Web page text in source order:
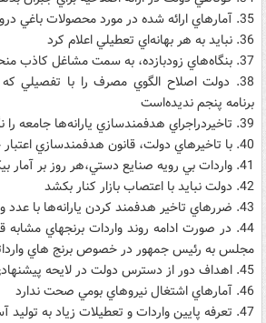
35. آمارهاي ارائه شده در مورد محصولات باغي دروغ است
36. نبايد به هر بهانه‌اي تعطيلي اعلام کرد
37. بنگاه‌هاي زودبازده، به سمت مشاغل کاذب منحرف شد
38. دولت اصلاح الگوي مصرف را با
برنامه‌ پنجم نديده‌است
39. تاخيردراجراي هدفمندسازي يارانه‌ها جامعه را نگران مي کند
40. با تاخيرهاي دولت، قانون هدفمندسازي اعتبار خودرا از دست مي دهد
41. واردات بي رويه صنايع دستي،هر روز بر آمار بيکاري مي افزايد
42. دولت نبايد با اعتصاب بازار کنار بکشد
43. ضررهاي تاخير هدفمند کردن يارانه‌ها با عدد و رقم قابل بيان نيست
44. در صورت ادامه روند واردات برنجهاي
مجلس به رئيس جمهور در خصوص برنج هاي
45. اهداف دور از دسترس دولت در لايحه پيشنهادي برنامه پنجم توسعه
46. آمارهاي اشتغال نيروهاي بومي صحت ندارد
47. تعرفه پايين واردات و تعطيلات زياد به توليد آسيب مي‌رساند